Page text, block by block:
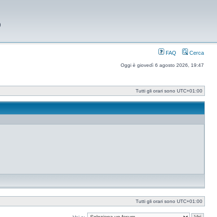
FAQ Cerca
Oggi è giovedì 6 agosto 2026, 19:47
Tutti gli orari sono UTC+01:00
Tutti gli orari sono UTC+01:00